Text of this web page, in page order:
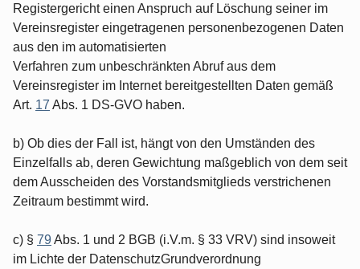
Registergericht einen Anspruch auf Löschung seiner im
Vereinsregister eingetragenen personenbezogenen Daten
aus den im automatisierten
Verfahren zum unbeschränkten Abruf aus dem
Vereinsregister im Internet bereitgestellten Daten gemäß
Art. 17 Abs. 1 DS-GVO haben.
b) Ob dies der Fall ist, hängt von den Umständen des
Einzelfalls ab, deren Gewichtung maßgeblich von dem seit
dem Ausscheiden des Vorstandsmitglieds verstrichenen
Zeitraum bestimmt wird.
c) § 79Abs. 1 und 2 BGB (i.V.m. § 33 VRV) sind insoweit
im Lichte der DatenschutzGrundverordnung